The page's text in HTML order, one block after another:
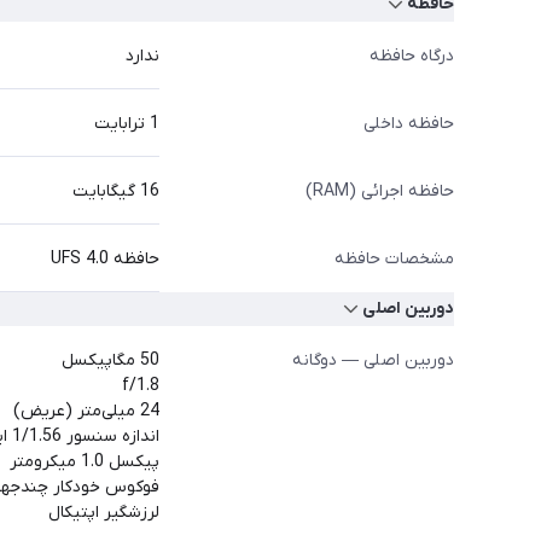
درگاه حافظه ندارد
حافظه داخلی 1 ترابایت
حافظه اجرائی (RAM) 16 گیگابایت
مشخصات حافظه حافظه UFS 4.0
دوربین اصلی
دوربین اصلی — دوگانه
50 مگاپیکسل
f/1.8
24 میلی‌متر (عریض)
اندازه سنسور 1/1.56 اینچ
پیکسل 1.0 میکرومتر
فوکوس خودکار
لرزشگیر اپتیکال